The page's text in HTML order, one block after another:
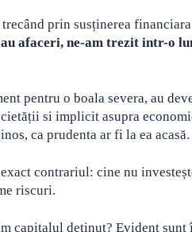
prin susținerea
afaceri, ne-am trezit intr-o
pentru o boala severa, au
si implicit asupra
ca prudenta ar fi la ea acasă.
contrariul: cine nu
riscuri.
capitalul deținut? Evident